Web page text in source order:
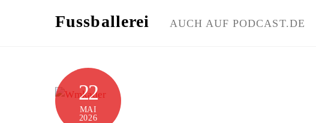
Fussballerei AUCH AUF PODCAST.DE
22
MAI
2026